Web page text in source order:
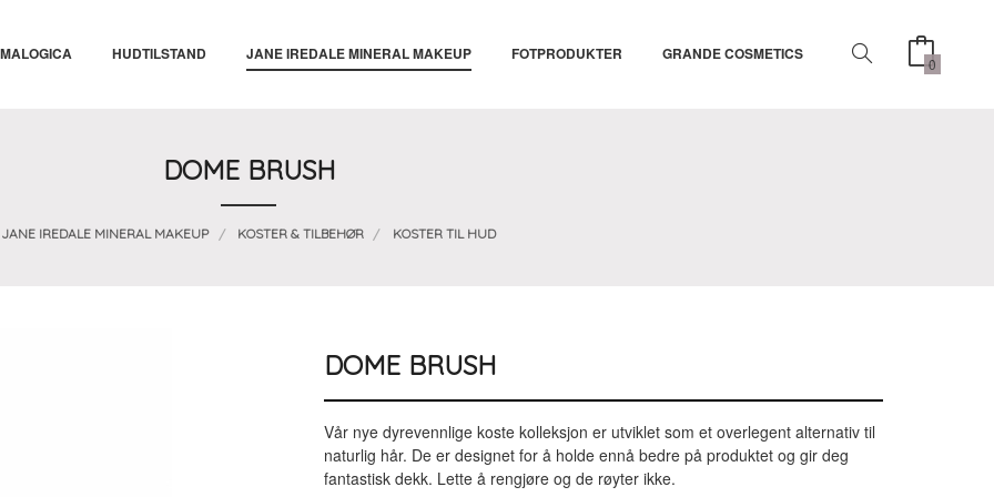
HUDTILSTAND JANE IREDALE MINERAL MAKEUP FOTPRODUKTER GRANDE COSMETICS
0
DOME BRUSH
JANE IREDALE MINERAL MAKEUP KOSTER & TILBEHØR KOSTER TIL HUD
DOME BRUSH
Vår nye dyrevennlige koste kolleksjon er utviklet som et overlegent alternativ til
naturlig hår. De er designet for å holde ennå bedre på produktet og gir deg
fantastisk dekk. Lette å rengjøre og de røyter ikke.